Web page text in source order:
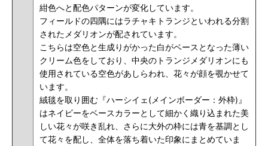
紺色へと配色パターンが変化しています。
フィールドの四隅にはラチャキトランジといわれる分割
されたメダリオンが配されています。
こちらは空色と生成りがかった白がベースとなった薄い
クリーム色をしており、中央のトランジメダリオンにも
使用されている空色があしらわれ、花々が顔を覗かせて
います。
絨毯を取り囲む『ハーシイェ(メインボーダー：外枠)』
はネイビーをベースカラーとして細かく織り込まれた美
しい花々が咲き乱れ、さらに大外の枠には青を基調とし
て花々を配し、全体を落ち着いた印象にまとめていま